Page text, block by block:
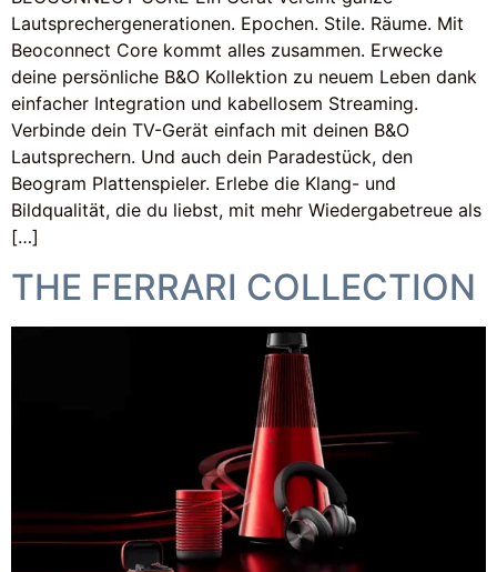
Lautsprechergenerationen. Epochen. Stile. Räume. Mit
Beoconnect Core kommt alles zusammen. Erwecke
deine persönliche B&O Kollektion zu neuem Leben dank
einfacher Integration und kabellosem Streaming.
Verbinde dein TV-Gerät einfach mit deinen B&O
Lautsprechern. Und auch dein Paradestück, den
Beogram Plattenspieler. Erlebe die Klang- und
Bildqualität, die du liebst, mit mehr Wiedergabetreue als
[…]
THE FERRARI COLLECTION